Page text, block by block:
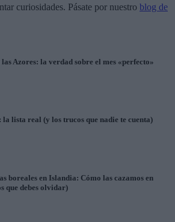
curiosidades. Pásate por nuestro blog de
Azores: la verdad sobre el mes «perfecto»
lista real (y los trucos que nadie te cuenta)
boreales en Islandia: Cómo las cazamos en
que debes olvidar)